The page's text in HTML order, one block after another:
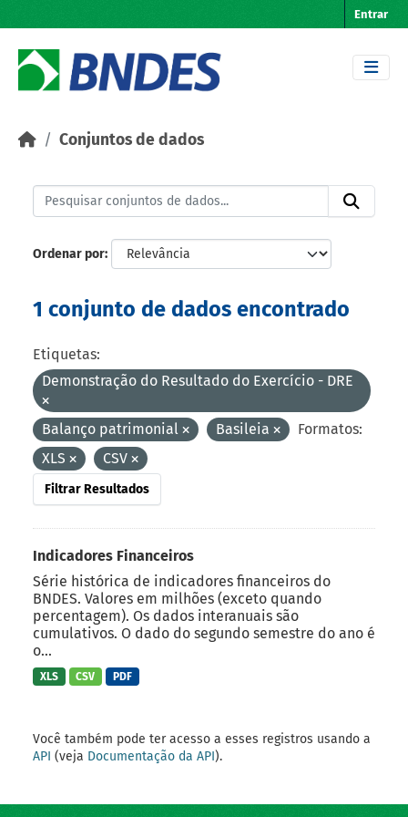
Entrar
Conjuntos de dados
Ordenar por
1 conjunto de dados encontrado
Etiquetas:
Demonstração do Resultado do Exercício - DRE
Balanço patrimonial Basileia
Formatos:
XLS
CSV
Filtrar Resultados
Indicadores Financeiros
Série histórica de indicadores financeiros do
BNDES. Valores em milhões (exceto quando
percentagem). Os dados interanuais são
cumulativos. O dado do segundo semestre do ano é
o...
XLS CSV PDF
Você também pode ter acesso a esses registros usando a
API (veja Documentação da API).